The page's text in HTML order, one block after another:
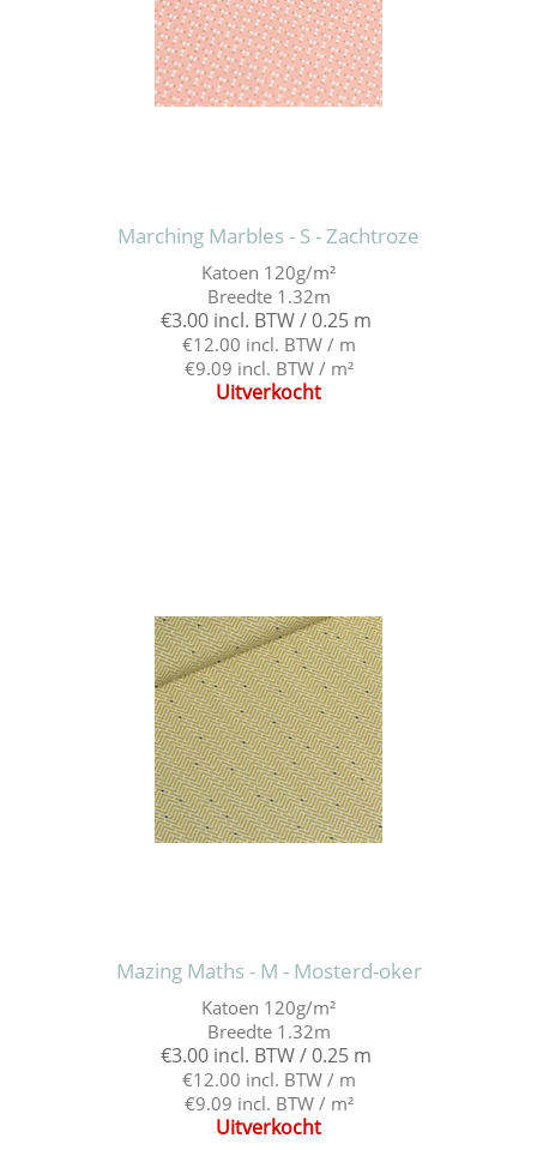
Marching Marbles - S - Zachtroze
Katoen 120g/m²
Breedte 1.32m
€3.00 incl. BTW / 0.25 m
€12.00 incl. BTW / m
€9.09 incl. BTW / m²
Uitverkocht
Mazing Maths - M - Mosterd-oker
Katoen 120g/m²
Breedte 1.32m
€3.00 incl. BTW / 0.25 m
€12.00 incl. BTW / m
€9.09 incl. BTW / m²
Uitverkocht